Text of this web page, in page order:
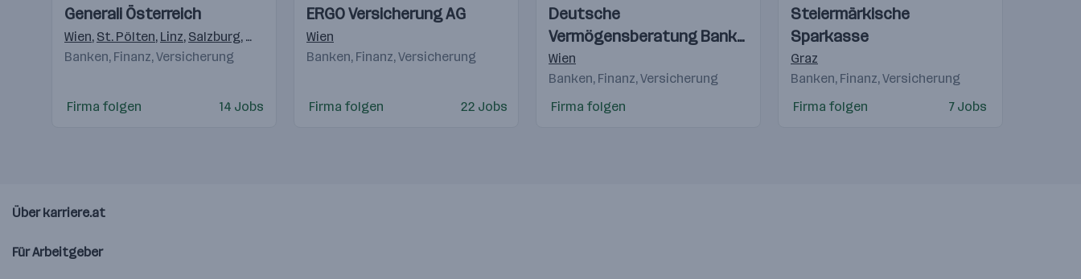
Videos
Einblicke
Einblicke
Generali Österreich
Wien, St. Pölten, Linz, Salzburg, Innsbruck ,Bregenz
Banken, Finanz, Versicherung
Firma folgen 14 Jobs
Videos
Einblicke
Einblicke
ERGO Versicherung AG
Wien
Banken, Finanz, Versicherung
Firma folgen 22 Jobs
Videos
Einblicke
Einblicke
Deutsche
Vermögensberatung Bank
AG
Wien
Banken, Finanz, Versicherung
Firma folgen
Videos
Einblicke
Einblicke
Steiermärkische
Sparkasse
Graz
Banken, Finanz, Versicherung
Firma folgen
7 Jobs
Über karriere.at
Für Arbeitgeber